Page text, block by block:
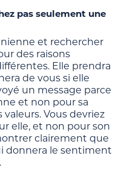
pas seulement une
et rechercher
des raisons
Elle prendra
de vous si elle
un message parce
et non pour sa
valeurs. Vous devriez
elle, et non pour son
clairement que
donnera le sentiment